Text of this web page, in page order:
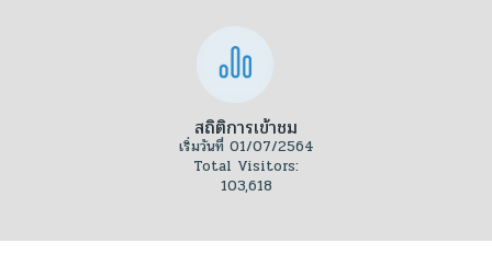
สถิติการเข้าชม
เริ่มวันที่ 01/07/2564
Total Visitors:
103,618